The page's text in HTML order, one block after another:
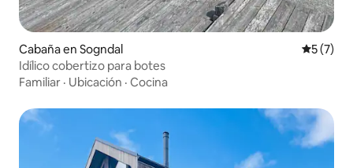
Cabaña en Sogndal
5 (7)
Idílico cobertizo para botes
Familiar · Ubicación · Cocina